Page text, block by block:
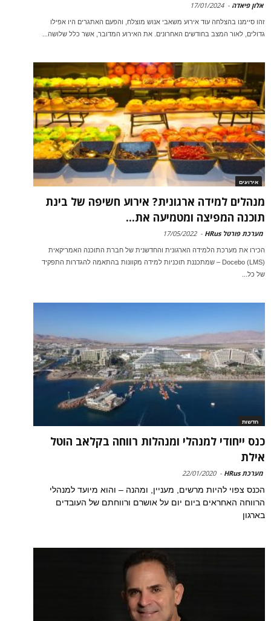
אלון פיאדה -
17/01/2024
זהו סיימנו בהצלחה עוד אירוע משאבי אנוש מוצלח, והפעם האתגרים היו אפילו
גדולים, לאור המצב בחודשים האחרונים. את האירוע המדובר, אשר כלל שלושה...
אירועים
מנהלים למידה ארגונית? אירוע חשיפה של בינת
תוכנה המפיצה ומטמיעה את...
מערכת פורטל HRus -
17/05/2022
הכירו את מערכת הלמידה הארגונית והחדשנית של חברת התוכנה האמריקאית
(LMS) Docebo – שמתכננת תוכניות למידה מקוונות בהתאמה להגדרות התפקיד
של כל...
חדשות
כנס ייחודי למנהלי ומנהלות רווחה בקלאב הוטל
אילת
מערכת HRus -
22/01/2020
הכנס צפוי להיות מרשים, מעניין, ומהנה – והוא מיועד למנהלי
הרווחה האחראים ביום יום על אושרם ורווחתם של העובדים
בארגון